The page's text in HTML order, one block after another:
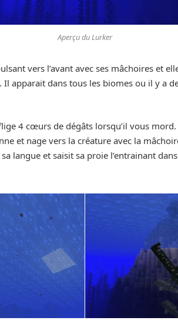
Aperçu du Lurker
vers l’avant avec ses mâchoires et
apparait dans tous les biomes ou il y a
4 cœurs de dégâts lorsqu’il vous
et nage vers la créature avec la
langue et saisit sa proie l’entrainant